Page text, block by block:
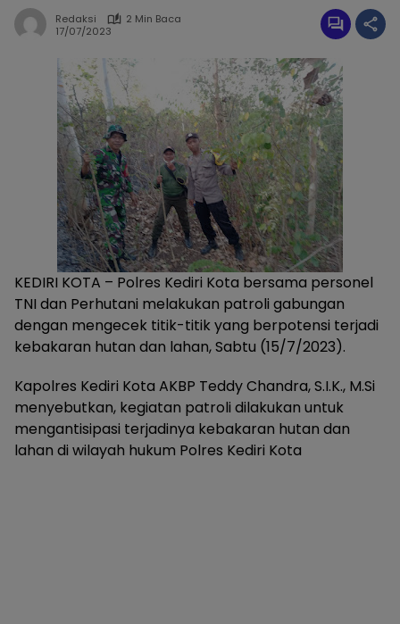
Redaksi
2 Min Baca
17/07/2023
KEDIRI KOTA – Polres Kediri Kota bersama personel
TNI dan Perhutani melakukan patroli gabungan
dengan mengecek titik-titik yang berpotensi terjadi
kebakaran hutan dan lahan, Sabtu (15/7/2023).
Kapolres Kediri Kota AKBP Teddy Chandra, S.I.K., M.Si
menyebutkan, kegiatan patroli dilakukan untuk
mengantisipasi terjadinya kebakaran hutan dan
lahan di wilayah hukum Polres Kediri Kota